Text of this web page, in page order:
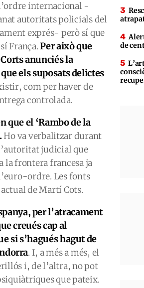
internacional -
autoritats policials del
exprés- però sí que
França.Per això que
anunciés la
els suposats delictes
com per haver de
controlada.
que el ‘Rambo de la
Ho va verbalitzar durant
judicial que
la frontera francesa ja
ordre. Les fonts
de Martí Cots.
per l’atracament
creués cap al
si s’hagués hagut de
. I, a més a més, el
i, de l’altra, no pot
que pateix.
de